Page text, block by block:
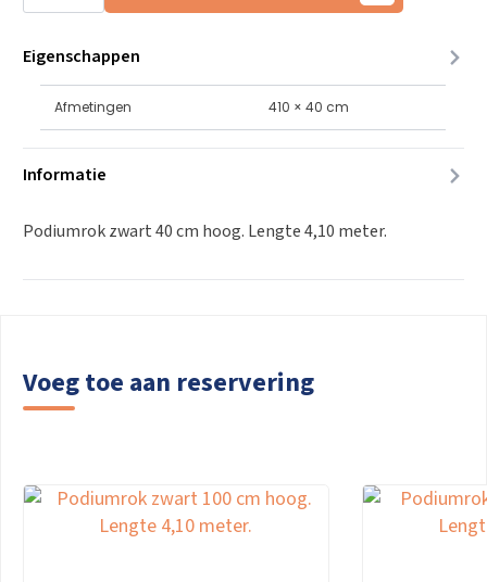
cm
Lengte
4,10
aantal
Eigenschappen
Afmetingen 410 × 40 cm
Informatie
Podiumrok zwart 40 cm hoog. Lengte 4,10 meter.
Voeg toe aan reservering